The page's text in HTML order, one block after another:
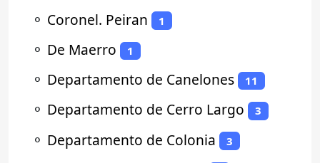
⚬ Coronel. Peiran 1
⚬ De Maerro 1
⚬ Departamento de Canelones 11
⚬ Departamento de Cerro Largo 3
⚬ Departamento de Colonia 3